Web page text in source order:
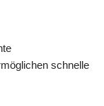
schnelle